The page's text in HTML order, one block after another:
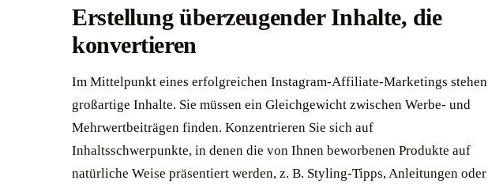
Erstellung überzeugender Inhalte, die
konvertieren
Im Mittelpunkt eines erfolgreichen Instagram-Affiliate-Marketings stehen
großartige Inhalte. Sie müssen ein Gleichgewicht zwischen Werbe- und
Mehrwertbeiträgen finden. Konzentrieren Sie sich auf
Inhaltsschwerpunkte, in denen die von Ihnen beworbenen Produkte auf
natürliche Weise präsentiert werden, z. B. Styling-Tipps, Anleitungen oder